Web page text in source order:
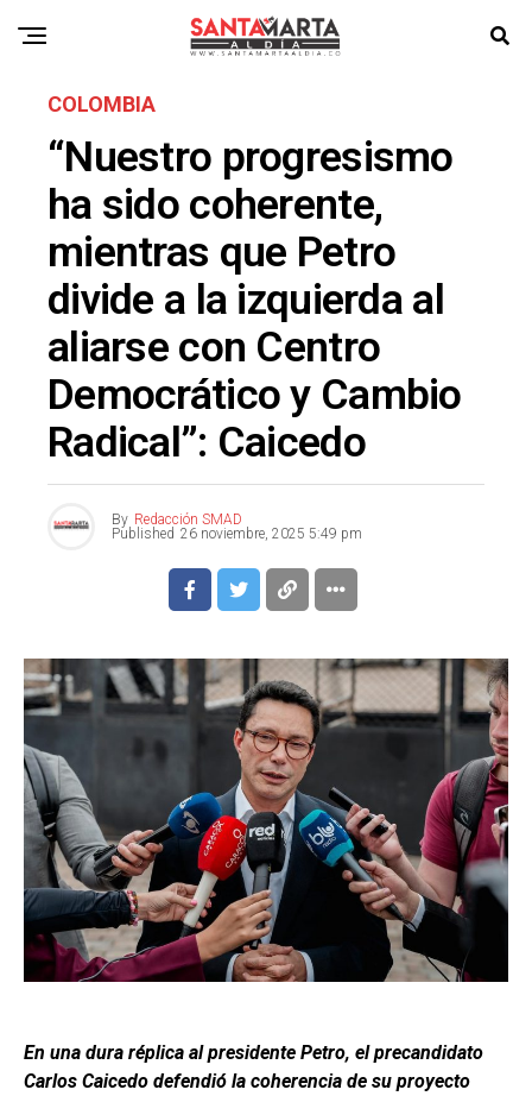
COLOMBIA
“Nuestro progresismo
ha sido coherente,
mientras que Petro
divide a la izquierda al
aliarse con Centro
Democrático y Cambio
Radical”: Caicedo
By Redacción SMAD
Published 26 noviembre, 2025 5:49 pm
En una dura réplica al presidente Petro, el precandidato
Carlos Caicedo defendió la coherencia de su proyecto